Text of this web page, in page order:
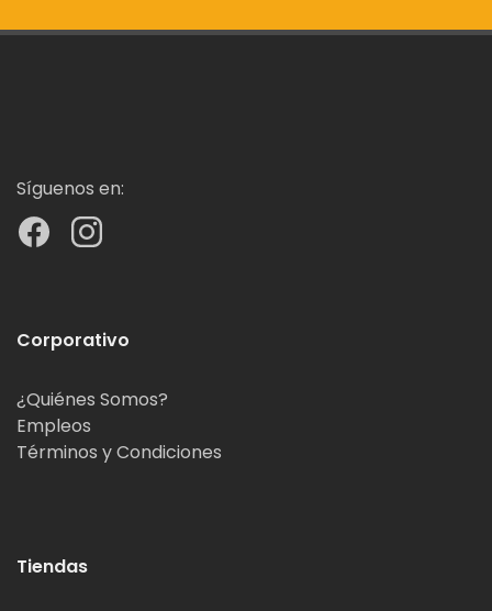
Síguenos en:
Corporativo
¿Quiénes Somos?
Empleos
Términos y Condiciones
Tiendas